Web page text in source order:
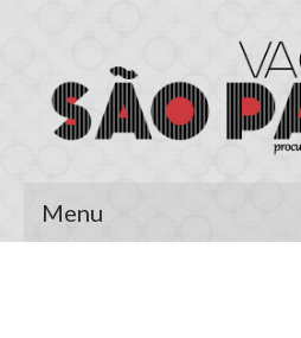
Menu